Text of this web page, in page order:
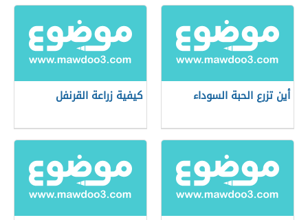
أين تزرع الحبة السوداء كيفية زراعة القرنفل